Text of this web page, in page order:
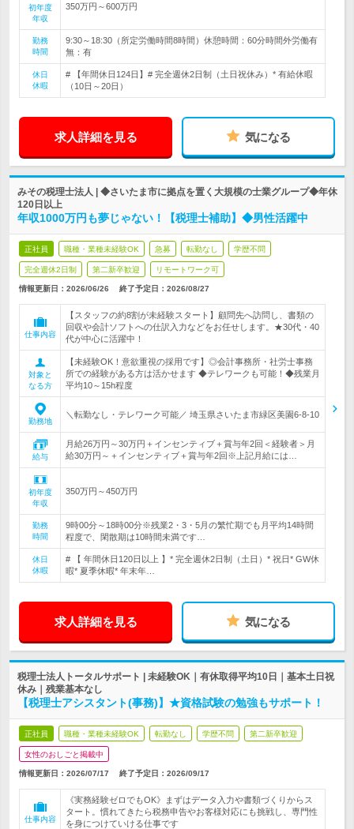
初年度
年収
350万円～600万円
勤務
時間
9:30～18:30（所定労働時間8時間）休憩時間：60分時間外労働有
無：有
休日
休暇
# 【年間休日124日】# 完全週休2日制（土日祝休み）* 有給休暇
（10日～20日）
求人詳細を見る 気になる
みその税理士法人 | ◆さいたま市に拠点を置く大規模の士業グループ◆年休
120日以上
年収1000万円も夢じゃない！【税理士補助】◆男性活躍中
正社員 職種・業種未経験OK 急募 転勤なし 学歴不問
完全週休2日制 第二新卒歓迎 リモートワーク可
情報更新日：2026/06/26 終了予定日： 2026/08/27
仕事内容
【スタッフの約8割が未経験スタート】顧問先へ訪問し、書類の
回収や会計ソフトへの仕訳入力などをお任せします。★30代・40
代が中心に活躍中！
対象と
なる方
【未経験OK！意欲重視の採用です】◎会計事務所・社労士事務
所での経験がある方は活かせます ◆テレワークも可能！◆残業月
平均10～15h程度
勤務地
＼転勤なし・テレワーク可能／ 埼玉県さいたま市緑区美園6-8-10
給与
月給26万円～30万円＋インセンティブ＋賞与年2回＜経験者＞月
給30万円～＋インセンティブ＋賞与年2回※上記月給には…
初年度
年収
350万円～450万円
勤務
時間
9時00分～18時00分※残業2・3・5月の繁忙期でも月平均14時間
程度で、閑散期は10時間未満です…
休日
休暇
# 【 年間休日120日以上 】* 完全週休2日制（土日）* 祝日* GW休
暇* 夏季休暇* 年末年…
求人詳細を見る 気になる
税理士法人トータルサポート | 未経験OK｜有休取得平均10日｜基本土日祝
休み｜残業基本なし
【税理士アシスタント(事務)】★資格試験の勉強もサポート！
正社員 職種・業種未経験OK 転勤なし 学歴不問 第二新卒歓迎
女性のおしごと掲載中
情報更新日：2026/07/17 終了予定日： 2026/09/17
仕事内容
《実務経験ゼロでもOK》まずはデータ入力や書類づくりからス
タート。慣れてきたら税務申告やお客様対応にも挑戦し、専門性
を身につけていける仕事です